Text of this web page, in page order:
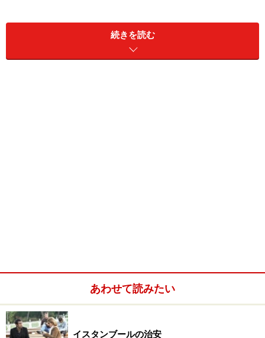
として建築基準が厳しくなっており、大々的な道路開発
や近代建築が禁止されています。このため道は狭く複雑
で石畳が多く歩きにくいので、観光には歩きやすいスニ
ーカーがマストアイテム。また、多くのホテルは部屋の
続きを読む
あわせて読みたい
イスタンブールの治安